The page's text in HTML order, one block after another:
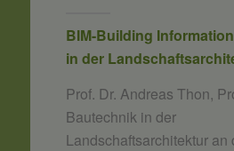
BIM-Building
in der
Prof. Dr. Andreas Thon,
Bautechnik in der
Landschaftsarchitektur an